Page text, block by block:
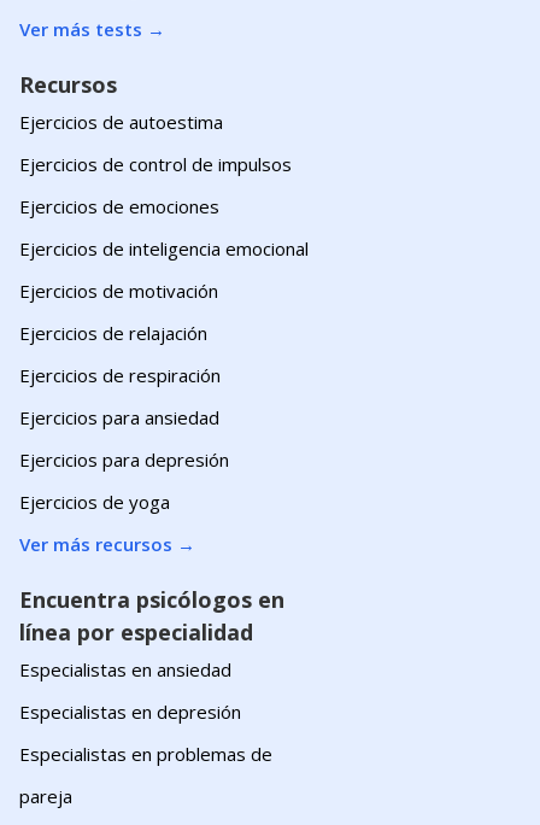
Ver más tests →
Recursos
Ejercicios de autoestima
Ejercicios de control de impulsos
Ejercicios de emociones
Ejercicios de inteligencia emocional
Ejercicios de motivación
Ejercicios de relajación
Ejercicios de respiración
Ejercicios para ansiedad
Ejercicios para depresión
Ejercicios de yoga
Ver más recursos →
Encuentra psicólogos en
línea por especialidad
Especialistas en ansiedad
Especialistas en depresión
Especialistas en problemas de
pareja